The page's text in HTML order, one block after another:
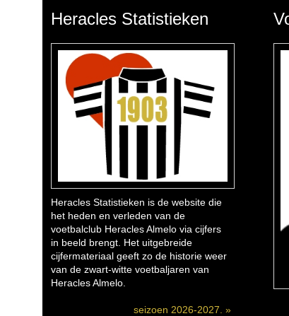
Heracles Statistieken
Heracles Statistieken is de website die
het heden en verleden van de
voetbalclub Heracles Almelo via cijfers
in beeld brengt. Het uitgebreide
cijfermateriaal geeft zo de historie weer
van de zwart-witte voetbaljaren van
Heracles Almelo.
seizoen 2026-2027. »